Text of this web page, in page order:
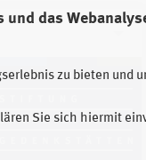
und das
zu bieten und
Sie sich hiermit